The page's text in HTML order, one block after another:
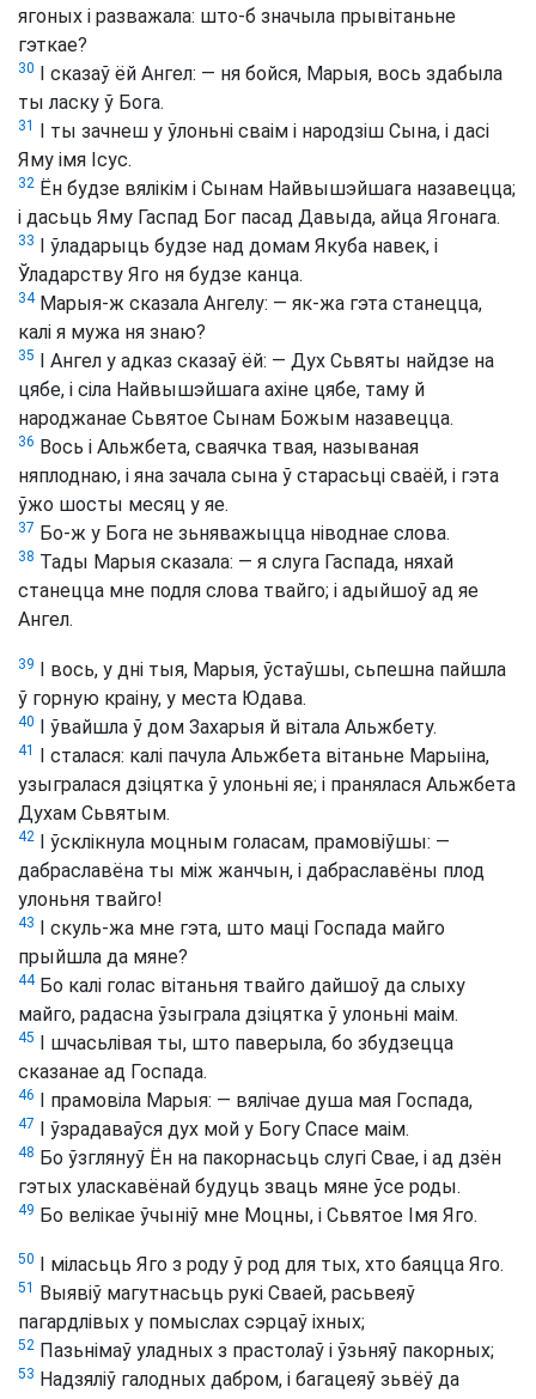
ягоных і разважала: што-б значыла прывітаньне
гэткае?
30 І сказаў ёй Ангел: — ня бойся, Марыя, вось здабыла
ты ласку ў Бога.
31 І ты зачнеш у ўлоньні сваім і народзіш Сына, і дасі
Яму імя Ісус.
32 Ён будзе вялікім і Сынам Найвышэйшага назавецца;
і дасьць Яму Гаспад Бог пасад Давыда, айца Ягонага.
33 І ўладарыць будзе над домам Якуба навек, і
Ўладарству Яго ня будзе канца.
34Марыя-ж сказала Ангелу: — як-жа гэта станецца,
калі я мужа ня знаю?
35 І Ангел у адказ сказаў ёй: — Дух Сьвяты найдзе на
цябе, і сіла Найвышэйшага ахіне цябе, таму й
народжанае Сьвятое Сынам Божым назавецца.
36 Вось і Альжбета, сваячка твая, называная
няплоднаю, і яна зачала сына ў старасьці сваёй, і гэта
ўжо шосты месяц у яе.
37 Бо-ж у Бога не зьняважыцца ніводнае слова.
38 Тады Марыя сказала: — я слуга Гаспада, няхай
станецца мне подля слова твайго; і адыйшоў ад яе
Ангел.
39 І вось, у дні тыя, Марыя, ўстаўшы, сьпешна пайшла
ў горную краіну, у места Юдава.
40 І ўвайшла ў дом Захарыя й вітала Альжбету.
41 І сталася: калі пачула Альжбета вітаньне Марыіна,
узыгралася дзіцятка ў улоньні яе; і пранялася Альжбета
Духам Сьвятым.
42 І ўсклікнула моцным голасам, прамовіўшы: —
дабраславёна ты між жанчын, і дабраславёны плод
улоньня твайго!
43 І скуль-жа мне гэта, што маці Госпада майго
прыйшла да мяне?
44Бо калі голас вітаньня твайго дайшоў да слыху
майго, радасна ўзыграла дзіцятка ў улоньні маім.
45 І шчасьлівая ты, што паверыла, бо збудзецца
сказанае ад Госпада.
46 І прамовіла Марыя: — вялічае душа мая Госпада,
47 І ўзрадаваўся дух мой у Богу Спасе маім.
48 Бо ўзглянуў Ён на пакорнасьць слугі Свае, і ад дзён
гэтых уласкавёнай будуць зваць мяне ўсе роды.
49 Бо велікае ўчыніў мне Моцны, і Сьвятое Імя Яго.
50 І міласьць Яго з роду ў род для тых, хто баяцца Яго.
51 Выявіў магутнасьць рукі Сваей, расьвеяў
пагардлівых у помыслах сэрцаў іхных;
52 Пазьнімаў уладных з прастолаў і ўзьняў пакорных;
53 Надзяліў галодных дабром, і багацеяў зьвёў да